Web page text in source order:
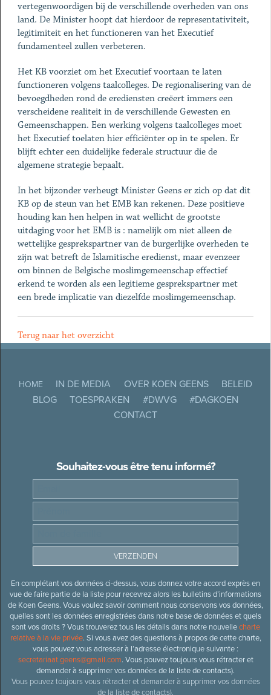
vertegenwoordigen bij de verschillende overheden van ons
land. De Minister hoopt dat hierdoor de representativiteit,
legitimiteit en het functioneren van het Executief
fundamenteel zullen verbeteren.
Het KB voorziet om het Executief voortaan te laten
functioneren volgens taalcolleges. De regionalisering van de
bevoegdheden rond de erediensten creëert immers een
verscheidene realiteit in de verschillende Gewesten en
Gemeenschappen. Een werking volgens taalcolleges moet
het Executief toelaten hier efficiënter op in te spelen. Er
blijft echter een duidelijke federale structuur die de
algemene strategie bepaalt.
In het bijzonder verheugt Minister Geens er zich op dat dit
KB op de steun van het EMB kan rekenen. Deze positieve
houding kan hen helpen in wat wellicht de grootste
uitdaging voor het EMB is : namelijk om niet alleen de
wettelijke gesprekspartner van de burgerlijke overheden te
zijn wat betreft de Islamitische eredienst, maar evenzeer
om binnen de Belgische moslimgemeenschap effectief
erkend te worden als een legitieme gesprekspartner met
een brede implicatie van diezelfde moslimgemeenschap.
Terug naar het overzicht
HOME IN DE MEDIA OVER KOEN GEENS
BELEID
BLOG
TOESPRAKEN #DWVG
#DAGKOEN
CONTACT
Souhaitez-vous être tenu informé?
En complétant vos données ci-dessus, vous donnez votre accord exprès en
vue de faire partie de la liste pour recevrez alors les bulletins d’informations
de Koen Geens. Vous voulez savoir comment nous conservons vos données,
quelles sont les données enregistrées dans notre base de données et quels
sont vos droits ? Vous trouverez tous les détails dans notre nouvellecharte
relative à la vie privée. Si vous avez des questions à propos de cette charte,
vous pouvez vous adresser à l’adresse électronique suivante :
secretariaat.geens@gmail.com. Vous pouvez toujours vous rétracter et
demander à supprimer vos données de la liste de contacts).
Vous pouvez toujours vous rétracter et demander à supprimer vos données
de la liste de contacts).